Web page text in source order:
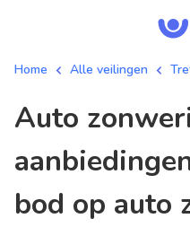
Home Alle veilingen
auto zonwering /
bod op auto